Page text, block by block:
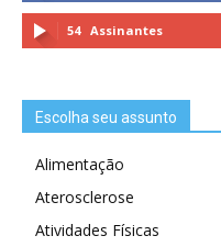
54 Assinantes
Escolha seu assunto
Alimentação
Aterosclerose
Atividades Físicas